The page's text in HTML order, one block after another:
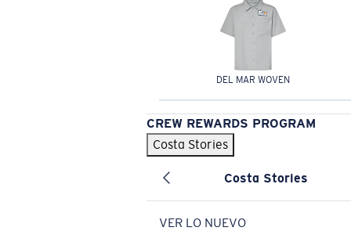
DEL MAR WOVEN
CREW REWARDS PROGRAM
Costa Stories
Costa Stories
VER LO NUEVO